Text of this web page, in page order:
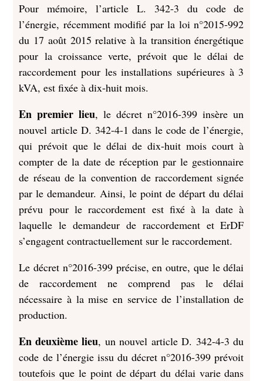
Pour mémoire, l’article L. 342-3 du code de
l’énergie, récemment modifié par la loi n°2015-992
du 17 août 2015 relative à la transition énergétique
pour la croissance verte, prévoit que le délai de
raccordement pour les installations supérieures à 3
kVA, est fixée à dix-huit mois.
En premier lieu, le décret n°2016-399 insère un
nouvel article D. 342-4-1 dans le code de l’énergie,
qui prévoit que le délai de dix-huit mois court à
compter de la date de réception par le gestionnaire
de réseau de la convention de raccordement signée
par le demandeur. Ainsi, le point de départ du délai
prévu pour le raccordement est fixé à la date à
laquelle le demandeur de raccordement et ErDF
s’engagent contractuellement sur le raccordement.
Le décret n°2016-399 précise, en outre, que le délai
de raccordement ne comprend pas le délai
nécessaire à la mise en service de l’installation de
production.
En deuxième lieu, un nouvel article D. 342-4-3 du
code de l’énergie issu du décret n°2016-399 prévoit
toutefois que le point de départ du délai varie dans